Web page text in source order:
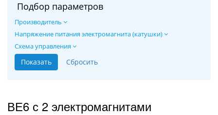
Подбор параметров
Производитель
Напряжение питания электромагнита (катушки)
Схема управления
ВЕ6 с 2 электромагнитами